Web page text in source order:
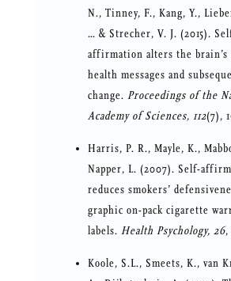
N., Tinney, F., Kang, Y.,
… & Strecher, V. J. (2015).
affirmation alters the brain’s
health messages and
change. Proceedings of the
Academy of Sciences, 112(7),
Harris, P. R., Mayle, K.,
Napper, L. (2007). Self-
reduces smokers’
graphic on-pack cigarette
labels. Health Psychology, 26,
Koole, S.L., Smeets, K., van